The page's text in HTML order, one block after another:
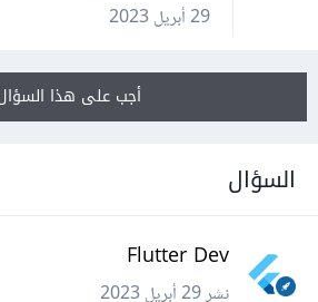
29 أبريل 2023
أجب على هذا السؤال
السؤال
Flutter Dev
نشر29 أبريل 2023